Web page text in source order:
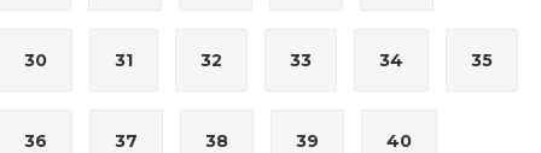
30 31 32 33 34 35
36 37 38 39 40